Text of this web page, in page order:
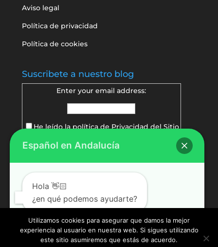
Aviso legal
Política de privacidad
Política de cookies
Suscribete a nuestro blog
Enter your email address:
He leído la política dePrivacidad del Sitio
Español en Andalucía
Hola 👋🏻
¿en qué podemos ayudarte?
Abrir chat
Utilizamos cookies para asegurar que damos la mejor
experiencia al usuario en nuestra web. Si sigues utilizando
este sitio asumiremos que estás de acuerdo.